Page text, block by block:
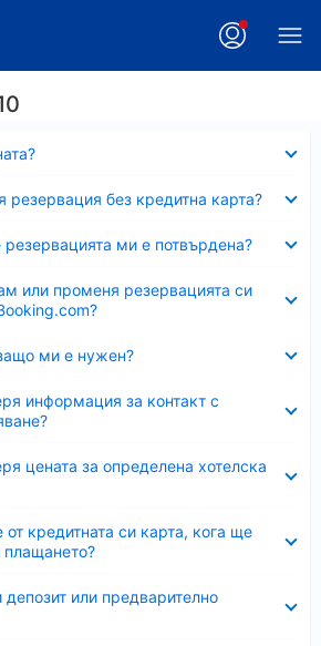
резервация без кредитна карта?
ми е потвърдена?
или променя резервацията си
ми е нужен?
информация за контакт с
цената за определена хотелска
кредитната си карта, кога ще
депозит или предварително